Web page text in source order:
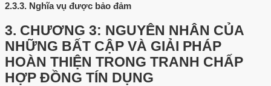
2.3.3. Nghĩa vụ được bảo đảm
3. CHƯƠNG 3: NGUYÊN NHÂN CỦA
NHỮNG BẤT CẬP VÀ GIẢI PHÁP
HOÀN THIỆN TRONG TRANH CHẤP
HỢP ĐỒNG TÍN DỤNG